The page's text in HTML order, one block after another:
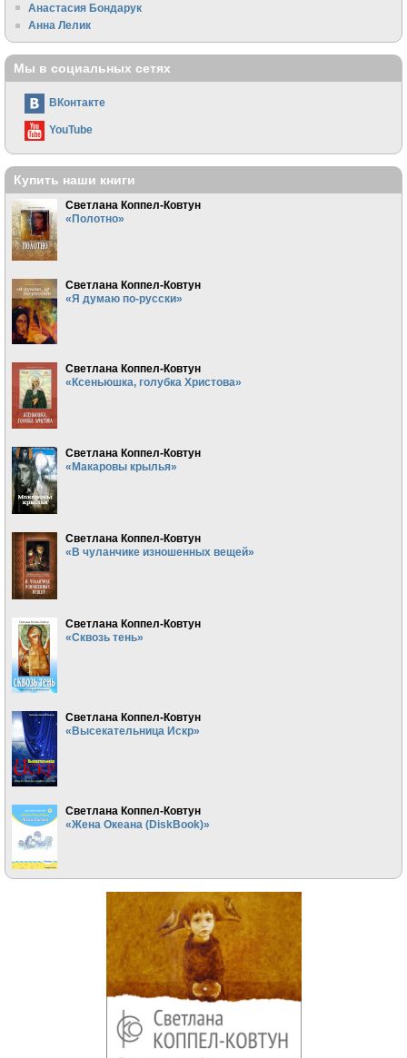
Анастасия Бондарук
Анна Лелик
Мы в социальных сетях
ВКонтакте
YouTube
Купить наши книги
Светлана Коппел-Ковтун
«Полотно»
Светлана Коппел-Ковтун
«Я думаю по-русски»
Светлана Коппел-Ковтун
«Ксеньюшка, голубка Христова»
Светлана Коппел-Ковтун
«Макаровы крылья»
Светлана Коппел-Ковтун
«В чуланчике изношенных вещей»
Светлана Коппел-Ковтун
«Сквозь тень»
Светлана Коппел-Ковтун
«Высекательница Искр»
Светлана Коппел-Ковтун
«Жена Океана (DiskBook)»